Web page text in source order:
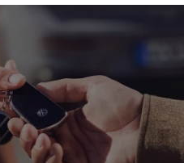
HU/AU
Checks
Flüssigkeiten